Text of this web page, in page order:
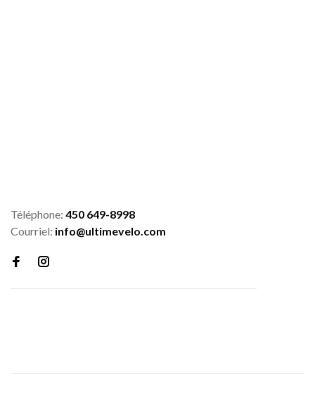
Téléphone: 450 649-8998
Courriel: info@ultimevelo.com